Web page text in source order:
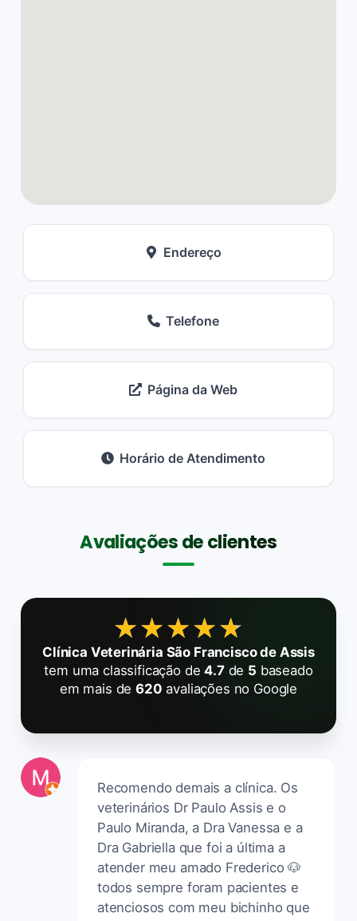
Endereço
Telefone
Página da Web
Horário de Atendimento
Avaliações de clientes
★★★★★
★★★★★
Clínica Veterinária São Francisco de Assis
tem uma classificação de4.7de 5 baseado
em mais de620 avaliações no Google
Recomendo demais a clínica. Os
veterinários Dr Paulo Assis e o
Paulo Miranda, a Dra Vanessa e a
Dra Gabriella que foi a última a
atender meu amado Frederico 🐶
todos sempre foram pacientes e
atenciosos com meu bichinho que